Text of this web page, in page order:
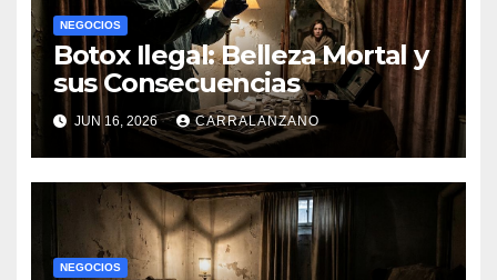
NEGOCIOS
Botox Ilegal: Belleza Mortal y
sus Consecuencias
JUN 16, 2026 CARRALANZANO
NEGOCIOS